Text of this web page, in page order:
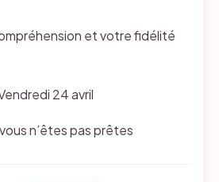
et votre fidélité
24 avril
n’êtes pas prêtes